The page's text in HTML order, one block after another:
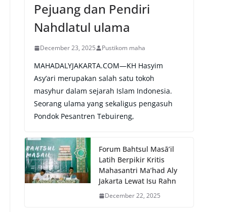
Pejuang dan Pendiri
Nahdlatul ulama
December 23, 2025 Pustikom maha
MAHADALYJAKARTA.COM—KH Hasyim
Asy’ari merupakan salah satu tokoh
masyhur dalam sejarah Islam Indonesia.
Seorang ulama yang sekaligus pengasuh
Pondok Pesantren Tebuireng,
Forum Bahtsul Masā’il
Latih Berpikir Kritis
Mahasantri Ma’had Aly
Jakarta Lewat Isu Rahn
December 22, 2025